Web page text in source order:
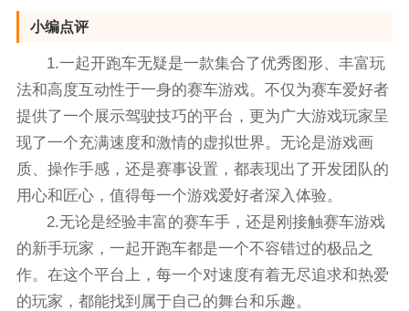
小编点评
1.一起开跑车无疑是一款集合了优秀图形、丰富玩
法和高度互动性于一身的赛车游戏。不仅为赛车爱好者
提供了一个展示驾驶技巧的平台，更为广大游戏玩家呈
现了一个充满速度和激情的虚拟世界。无论是游戏画
质、操作手感，还是赛事设置，都表现出了开发团队的
用心和匠心，值得每一个游戏爱好者深入体验。
2.无论是经验丰富的赛车手，还是刚接触赛车游戏
的新手玩家，一起开跑车都是一个不容错过的极品之
作。在这个平台上，每一个对速度有着无尽追求和热爱
的玩家，都能找到属于自己的舞台和乐趣。